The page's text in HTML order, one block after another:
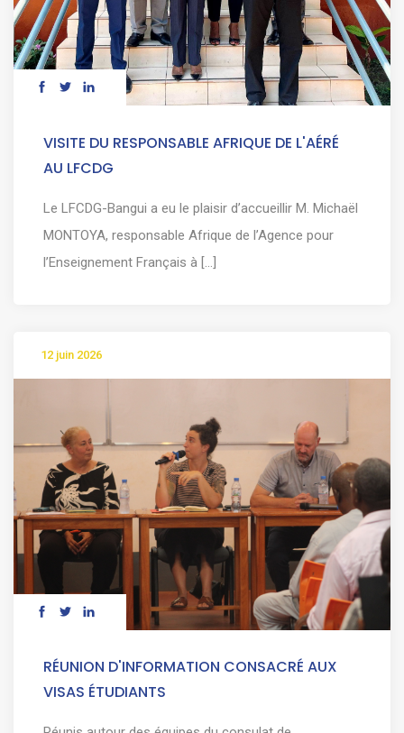
VISITE DU RESPONSABLE AFRIQUE DE L'AÉRÉ
AU LFCDG
Le LFCDG-Bangui a eu le plaisir d’accueillir M. Michaël
MONTOYA, responsable Afrique de l’Agence pour
l’Enseignement Français à [...]
12 juin 2026
RÉUNION D'INFORMATION CONSACRÉ AUX
VISAS ÉTUDIANTS